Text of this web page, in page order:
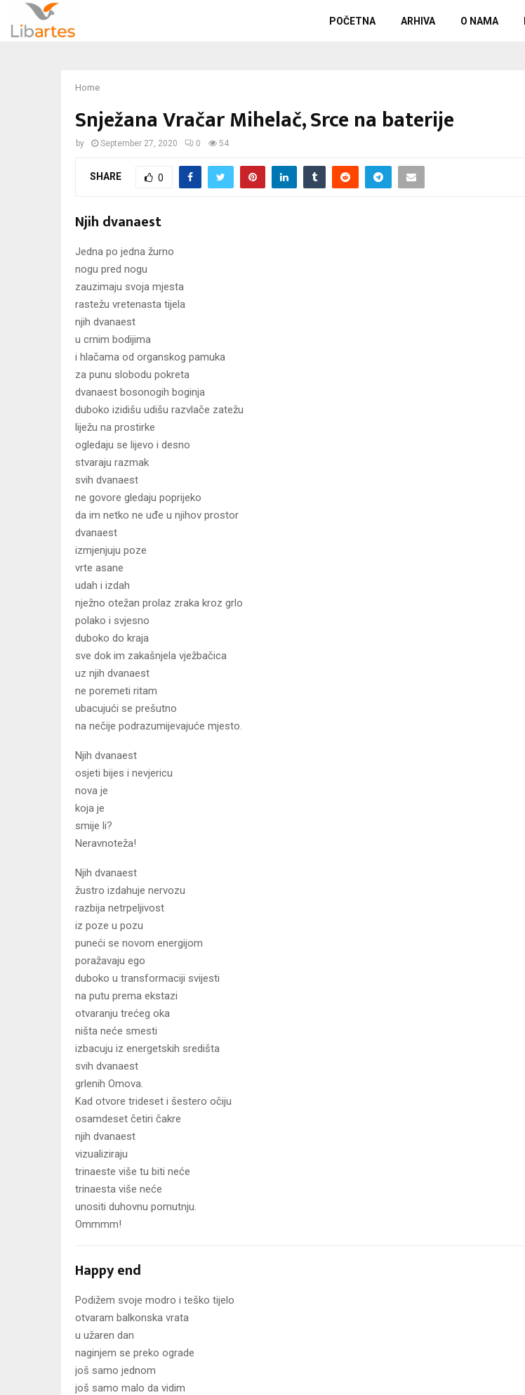
POČETNA ARHIVA O NAMA
Home
Snježana Vračar Mihelač, Srce na baterije
by September 27, 2020 0 54
SHARE 0
Njih dvanaest
Jedna po jedna žurno
nogu pred nogu
zauzimaju svoja mjesta
rastežu vretenasta tijela
njih dvanaest
u crnim bodijima
i hlačama od organskog pamuka
za punu slobodu pokreta
dvanaest bosonogih boginja
duboko izidišu udišu razvlače zatežu
liježu na prostirke
ogledaju se lijevo i desno
stvaraju razmak
svih dvanaest
ne govore gledaju poprijeko
da im netko ne uđe u njihov prostor
dvanaest
izmjenjuju poze
vrte asane
udah i izdah
nježno otežan prolaz zraka kroz grlo
polako i svjesno
duboko do kraja
sve dok im zakašnjela vježbačica
uz njih dvanaest
ne poremeti ritam
ubacujući se prešutno
na nečije podrazumijevajuće mjesto.
Njih dvanaest
osjeti bijes i nevjericu
nova je
koja je
smije li?
Neravnoteža!
Njih dvanaest
žustro izdahuje nervozu
razbija netrpeljivost
iz poze u pozu
puneći se novom energijom
poražavaju ego
duboko u transformaciji svijesti
na putu prema ekstazi
otvaranju trećeg oka
ništa neće smesti
izbacuju iz energetskih središta
svih dvanaest
grlenih Omova.
Kad otvore trideset i šestero očiju
osamdeset četiri čakre
njih dvanaest
vizualiziraju
trinaeste više tu biti neće
trinaesta više neće
unositi duhovnu pomutnju.
Ommmm!
Happy end
Podižem svoje modro i teško tijelo
otvaram balkonska vrata
u užaren dan
naginjem se preko ograde
još samo jednom
još samo malo da vidim